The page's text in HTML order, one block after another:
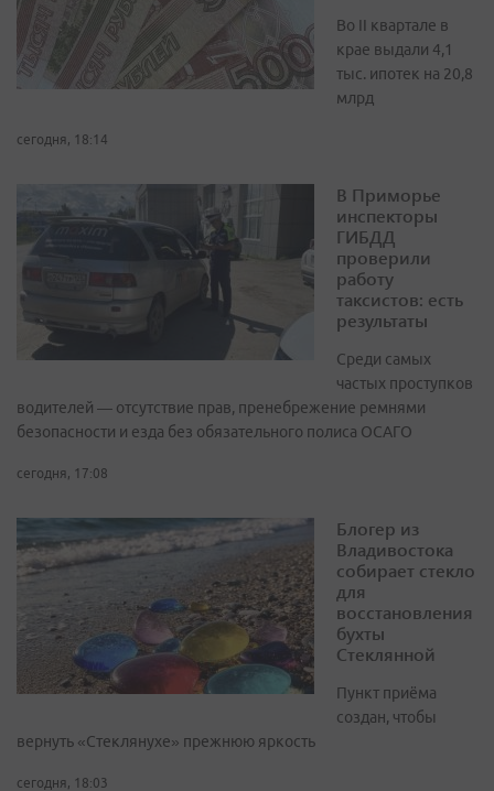
Во II квартале в
крае выдали 4,1
тыс. ипотек на 20,8
млрд
сегодня, 18:14
В Приморье
инспекторы
ГИБДД
проверили
работу
таксистов: есть
результаты
Среди самых
частых проступков
водителей — отсутствие прав, пренебрежение ремнями
безопасности и езда без обязательного полиса ОСАГО
сегодня, 17:08
Блогер из
Владивостока
собирает стекло
для
восстановления
бухты
Стеклянной
Пункт приёма
создан, чтобы
вернуть «Стеклянухе» прежнюю яркость
сегодня, 18:03